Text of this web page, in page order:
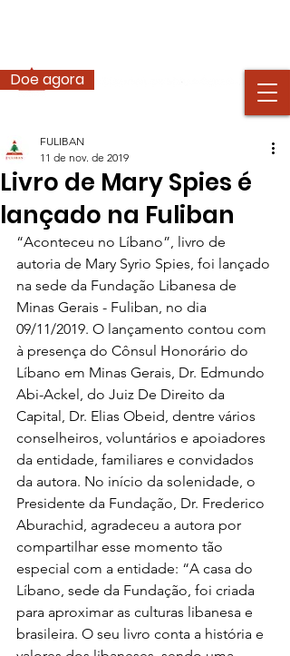
Doe agora
Livro de Mary Spies é
lançado na Fuliban
FULIBAN
11 de nov. de 2019
“Aconteceu no Líbano”, livro de
autoria de Mary Syrio Spies, foi lançado
na sede da Fundação Libanesa de
Minas Gerais - Fuliban, no dia
09/11/2019. O lançamento contou com
à presença do Cônsul Honorário do
Líbano em Minas Gerais, Dr. Edmundo
Abi-Ackel, do Juiz De Direito da
Capital, Dr. Elias Obeid, dentre vários
conselheiros, voluntários e apoiadores
da entidade, familiares e convidados
da autora. No início da solenidade, o
Presidente da Fundação, Dr. Frederico
Aburachid, agradeceu a autora por
compartilhar esse momento tão
especial com a entidade: “A casa do
Líbano, sede da Fundação, foi criada
para aproximar as culturas libanesa e
brasileira. O seu livro conta a história e